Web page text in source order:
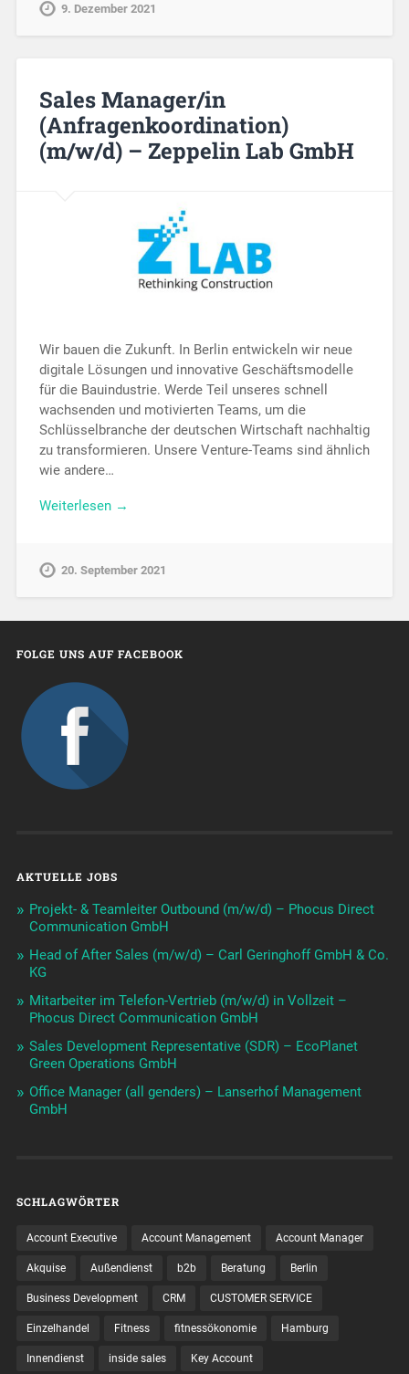
9. Dezember 2021
Sales Manager/in
(Anfragenkoordination)
(m/w/d) – Zeppelin Lab GmbH
Wir bauen die Zukunft. In Berlin entwickeln wir neue
digitale Lösungen und innovative Geschäftsmodelle
für die Bauindustrie. Werde Teil unseres schnell
wachsenden und motivierten Teams, um die
Schlüsselbranche der deutschen Wirtschaft nachhaltig
zu transformieren. Unsere Venture-Teams sind ähnlich
wie andere…
Weiterlesen →
20. September 2021
FOLGE UNS AUF FACEBOOK
AKTUELLE JOBS
Projekt- & Teamleiter Outbound (m/w/d) – Phocus Direct
Communication GmbH
Head of After Sales (m/w/d) – Carl Geringhoff GmbH & Co.
KG
Mitarbeiter im Telefon-Vertrieb (m/w/d) in Vollzeit –
Phocus Direct Communication GmbH
Sales Development Representative (SDR) – EcoPlanet
Green Operations GmbH
Office Manager (all genders) – Lanserhof Management
GmbH
SCHLAGWÖRTER
Account Executive Account Management Account Manager
Akquise Außendienst b2b Beratung Berlin
Business Development CRM CUSTOMER SERVICE
Einzelhandel Fitness fitnessökonomie Hamburg
Innendienst inside sales Key Account